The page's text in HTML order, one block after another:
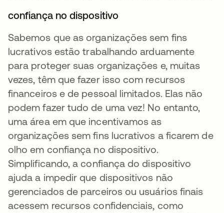
confiança no dispositivo
Sabemos que as organizações sem fins
lucrativos estão trabalhando arduamente
para proteger suas organizações e, muitas
vezes, têm que fazer isso com recursos
financeiros e de pessoal limitados. Elas não
podem fazer tudo de uma vez! No entanto,
uma área em que incentivamos as
organizações sem fins lucrativos a ficarem de
olho em confiança no dispositivo.
Simplificando, a confiança do dispositivo
ajuda a impedir que dispositivos não
gerenciados de parceiros ou usuários finais
acessem recursos confidenciais, como